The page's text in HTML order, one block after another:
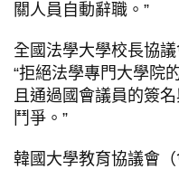
關人員自動辭職。”
全國法學大學校長協
“拒絕法學專門大學院
且通過國會議員的簽
鬥爭。”
韓國大學教育協議會